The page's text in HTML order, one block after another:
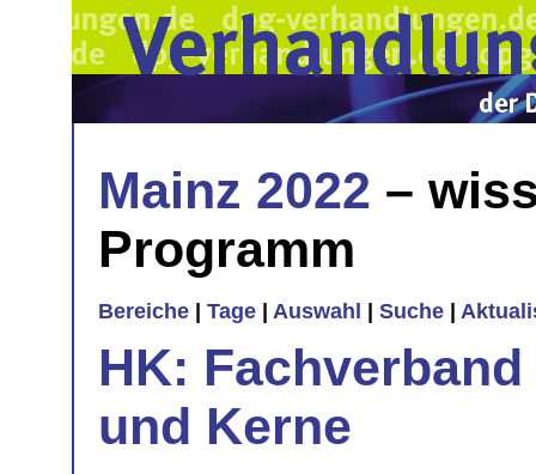
Mainz 2022 –
Programm
Bereiche Tage Auswahl Suche
HK:
und Kerne